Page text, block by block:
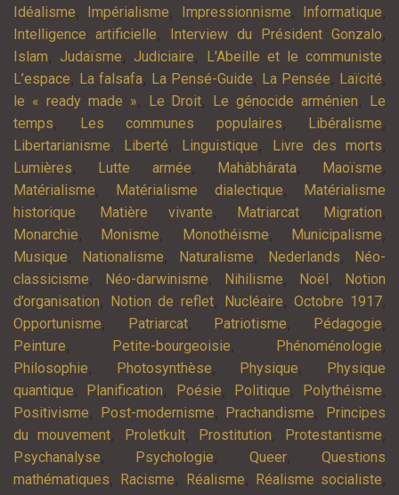
Idéalisme, Impérialisme, Impressionnisme, Informatique,
Intelligence artificielle, Interview du Président Gonzalo,
Islam, Judaïsme, Judiciaire, L'Abeille et le communiste,
L’espace, La falsafa, La Pensé-Guide, La Pensée, Laïcité,
le « ready made », Le Droit, Le génocide arménien,
Le
temps, Les communes populaires, Libéralisme,
Libertarianisme, Liberté, Linguistique, Livre des morts,
Lumières, Lutte armée, Mahâbhârata, Maoïsme,
Matérialisme, Matérialisme dialectique,
Matérialisme
historique, Matière vivante, Matriarcat, Migration,
Monarchie, Monisme, Monothéisme, Municipalisme,
Musique, Nationalisme, Naturalisme, Nederlands,
Néo-
classicisme, Néo-darwinisme, Nihilisme, Noël ,
Notion
d’organisation, Notion de reflet, Nucléaire, Octobre 1917,
Opportunisme, Patriarcat, Patriotisme, Pédagogie,
Peinture, Petite-bourgeoisie, Phénoménologie,
Philosophie, Photosynthèse, Physique,
Physique
quantique, Planification, Poésie, Politique, Polythéisme,
Positivisme, Post-modernisme, Prachandisme,
Principes
du mouvement, Proletkult, Prostitution, Protestantisme,
Psychanalyse, Psychologie, Queer,Questions
mathématiques, Racisme, Réalisme, Réalisme socialiste,